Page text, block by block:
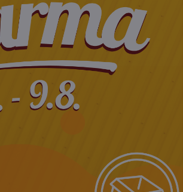
a podporovať zdravie ľudí a
zdroje. Riadia sa
ktorý sa vyhýba rope a namiesto
ochranu proti plesniam s
ani rozpúšťadlá. Vhodný na
miestností.
Pred prvým použitím